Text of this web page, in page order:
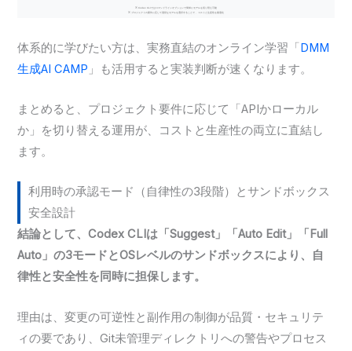
体系的に学びたい方は、実務直結のオンライン学習「DMM
生成AI CAMP 」も活用すると実装判断が速くなります。
まとめると、プロジェクト要件に応じて「APIかローカル
か」を切り替える運用が、コストと生産性の両立に直結し
ます。
利用時の承認モード（自律性の3段階）とサンドボックス
安全設計
結論として、Codex CLIは「Suggest」「Auto Edit」「Full
Auto」の3モードとOSレベルのサンドボックスにより、自
律性と安全性を同時に担保します。
理由は、変更の可逆性と副作用の制御が品質・セキュリテ
ィの要であり、Git未管理ディレクトリへの警告やプロセス